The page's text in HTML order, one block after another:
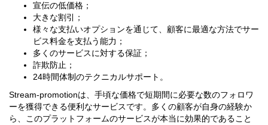
宣伝の低価格；
大きな割引；
様々な支払いオプションを通じて、顧客に最適な方法でサー
ビス料金を支払う能力；
多くのサービスに対する保証；
詐欺防止；
24時間体制のテクニカルサポート。
Stream-promotionは、手頃な価格で短期間に必要な数のフォロワ
ーを獲得できる便利なサービスです。多くの顧客が自身の経験か
ら、このプラットフォームのサービスが本当に効果的であること